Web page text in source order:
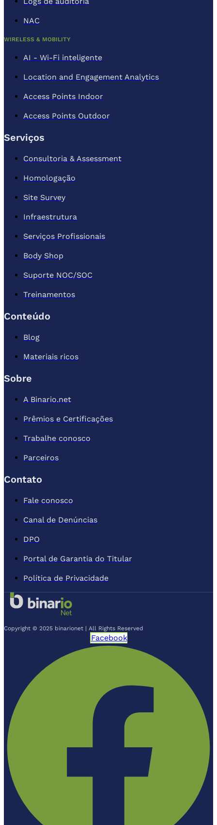
NAC
WIRELESS & MOBILITY
AI - Wi-Fi inteligente
Location and Engagement Analytics
Access Points Indoor
Access Points Outdoor
Serviços
Consultoria & Assessment
Homologação
Site Survey
Infraestrutura
Serviços Profissionais
Body Shop
Suporte NOC/SOC
Treinamentos
Conteúdo
Blog
Materiais ricos
Sobre
A Binario.net
Prêmios e Certificações
Trabalhe conosco
Parceiros
Contato
Fale conosco
Canal de Denúncias
DPO
Portal de Garantia do Titular
Política de Privacidade
Copyright © 2025 binarionet | All Rights Reserved
Facebook